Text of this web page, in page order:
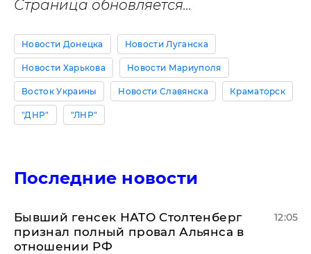
Страница обновляется...
Новости Донецка Новости Луганска
Новости Харькова Новости Мариуполя
Восток Украины Новости Славянска Краматорск
"ДНР" "ЛНР"
Последние новости
Бывший генсек НАТО Столтенберг
признал полный провал Альянса в
отношении РФ
12:05